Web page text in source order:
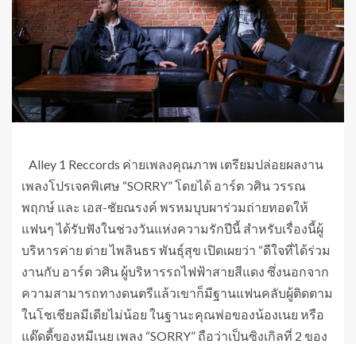
Alley 1 Reccords ค่ายเพลงคุณภาพ เตรียมปล่อยผลงาน
เพลงโปรเจคพิเศษ “SORRY” โดยได้ อาร์ต วศิน วรรณ
พฤกษ์ และ เอส-ชัยณรงค์ พรหมบุบผาร่วมถ่ายทอดให้
แฟนๆ ได้รับฟังในช่วงวันแห่งความรักปีนี้ สำหรับเรื่องนี้ผู้
บริหารค่าย ต่าย ไพลินธร พันธุ์สุข เปิดเผยว่า “ดีใจที่ได้ร่วม
งานกับ อาร์ต วศิน ผู้บริหารรถไฟฟ้าสายสีแดง ซึ่งนอกจาก
ความสามารถทางดนตรีแล้วเขาก็มีฐานแฟนคลับผู้ติดตาม
ในโชเชียลมีเดียไม่น้อย ในฐานะคุณพ่อของน้องเนย หรือ
แด๊ดดี้ของหมีเนย เพลง “SORRY” ถือว่าเป็นซิงเกิลที่ 2 ของ